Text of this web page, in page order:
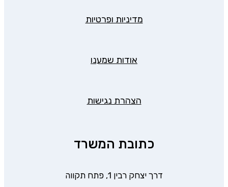
מדיניות ופרטיות
אודות שמענו
הצהרת נגישות
כתובת המשרד
דרך יצחק רבין 1, פתח תקווה